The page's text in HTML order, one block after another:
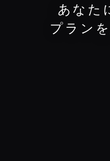
あな た
プラ ン を